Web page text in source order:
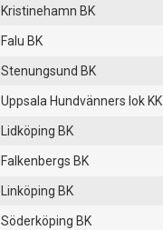
Kristinehamn BK
Falu BK
Stenungsund BK
Uppsala Hundvänners lok KK
Lidköping BK
Falkenbergs BK
Linköping BK
Söderköping BK